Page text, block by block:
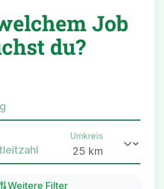
Job
du?
Umkreis
Weitere Filter